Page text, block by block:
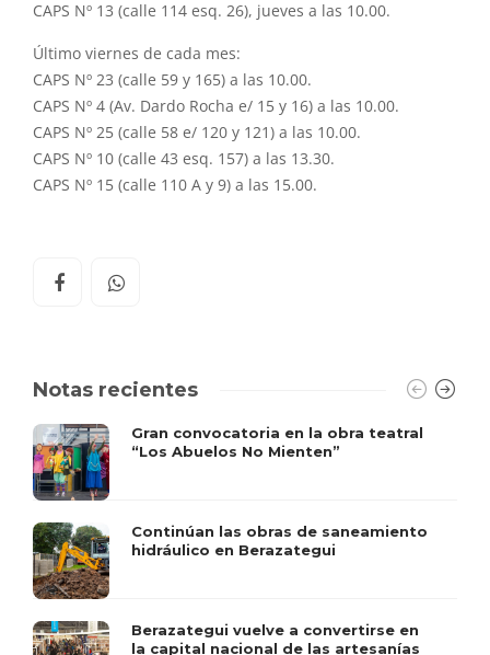
CAPS Nº 13 (calle 114 esq. 26), jueves a las 10.00.
Último viernes de cada mes:
CAPS Nº 23 (calle 59 y 165) a las 10.00.
CAPS Nº 4 (Av. Dardo Rocha e/ 15 y 16) a las 10.00.
CAPS Nº 25 (calle 58 e/ 120 y 121) a las 10.00.
CAPS Nº 10 (calle 43 esq. 157) a las 13.30.
CAPS Nº 15 (calle 110 A y 9) a las 15.00.
Notas recientes
Gran convocatoria en la obra teatral
“Los Abuelos No Mienten”
Continúan las obras de saneamiento
hidráulico en Berazategui
Berazategui vuelve a convertirse en
la capital nacional de las artesanías